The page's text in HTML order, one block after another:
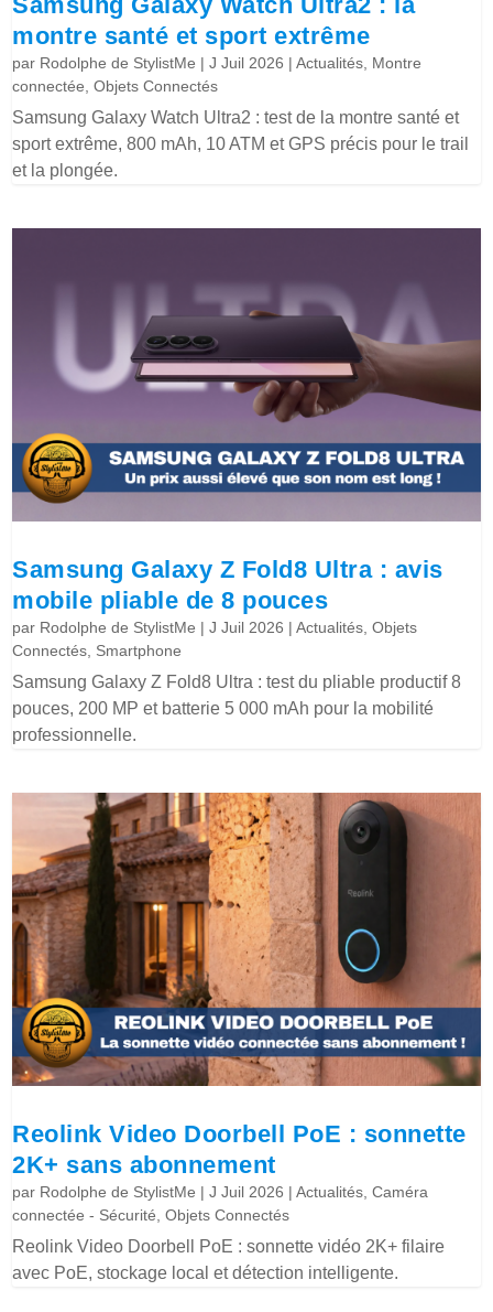
montre santé et sport extrême
par Rodolphe de StylistMe |J Juil 2026 |Actualités, Montre
connectée,Objets Connectés
Samsung Galaxy Watch Ultra2 : test de la montre santé et
sport extrême, 800 mAh, 10 ATM et GPS précis pour le trail
et la plongée.
Samsung Galaxy Z Fold8 Ultra : avis
mobile pliable de 8 pouces
par Rodolphe de StylistMe |J Juil 2026 |Actualités,Objets
Connectés, Smartphone
Samsung Galaxy Z Fold8 Ultra : test du pliable productif 8
pouces, 200 MP et batterie 5 000 mAh pour la mobilité
professionnelle.
Reolink Video Doorbell PoE : sonnette
2K+ sans abonnement
par Rodolphe de StylistMe |J Juil 2026 |Actualités,Caméra
connectée - Sécurité,Objets Connectés
Reolink Video Doorbell PoE : sonnette vidéo 2K+ filaire
avec PoE, stockage local et détection intelligente.